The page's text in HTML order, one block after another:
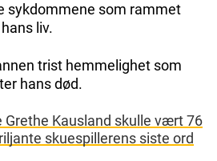
sykdommene som rammet
liv.
trist hemmelighet som
hans død.
Grethe Kausland skulle vært 76
skuespillerens siste ord